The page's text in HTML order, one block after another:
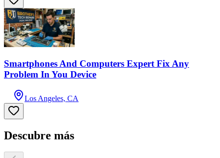
Smartphones And Computers Expert Fix Any
Problem In You Device
Los Angeles, CA
Descubre más